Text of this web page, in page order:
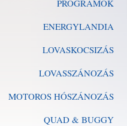
PROGRAMOK
ENERGYLANDIA
LOVASKOCSIZÁS
LOVASSZÁNOZÁS
MOTOROS HÓSZÁNOZÁS
QUAD & BUGGY